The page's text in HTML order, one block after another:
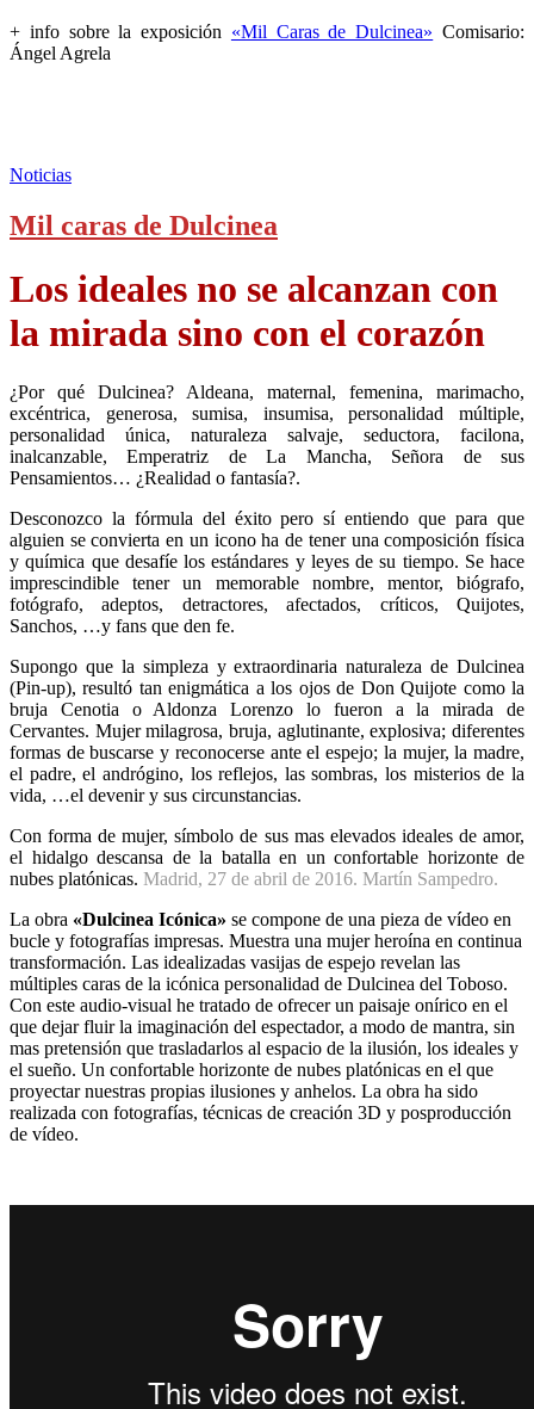
+ info sobre la exposición «Mil Caras de Dulcinea» Comisario:
Ángel Agrela
Noticias
Mil caras de Dulcinea
Los ideales no se alcanzan con
la mirada sino con el corazón
¿Por qué Dulcinea? Aldeana, maternal, femenina, marimacho,
excéntrica, generosa, sumisa, insumisa, personalidad múltiple,
personalidad única, naturaleza salvaje, seductora, facilona,
inalcanzable, Emperatriz de La Mancha, Señora de sus
Pensamientos… ¿Realidad o fantasía?.
Desconozco la fórmula del éxito pero sí entiendo que para que
alguien se convierta en un icono ha de tener una composición física
y química que desafíe los estándares y leyes de su tiempo. Se hace
imprescindible tener un memorable nombre, mentor, biógrafo,
fotógrafo, adeptos, detractores, afectados, críticos, Quijotes,
Sanchos, …y fans que den fe.
Supongo que la simpleza y extraordinaria naturaleza de Dulcinea
(Pin-up), resultó tan enigmática a los ojos de Don Quijote como la
bruja Cenotia o Aldonza Lorenzo
lo fueron a la mirada de
Cervantes. Mujer milagrosa, bruja, aglutinante, explosiva; diferentes
formas de buscarse y reconocerse ante el espejo; la mujer, la madre,
el padre, el andrógino, los reflejos, las sombras, los misterios de la
vida, …el devenir y sus circunstancias.
Con forma de mujer, símbolo de sus mas elevados ideales de amor,
el hidalgo descansa de la batalla en un confortable horizonte de
nubes platónicas. Madrid, 27 de abril de 2016. Martín Sampedro.
La obra «Dulcinea Icónica» se compone de una pieza de vídeo en
bucle y fotografías impresas. Muestra una mujer heroína en continua
transformación. Las idealizadas vasijas de espejo revelan las
múltiples caras de la icónica personalidad de Dulcinea del Toboso.
Con este audio-visual he tratado de ofrecer un paisaje onírico en el
que dejar fluir la imaginación del espectador, a modo de mantra, sin
mas pretensión que trasladarlos al espacio de la ilusión, los ideales y
el sueño. Un confortable horizonte de nubes platónicas en el que
proyectar nuestras propias ilusiones y anhelos. La obra ha sido
realizada con fotografías, técnicas de creación 3D y posproducción
de vídeo.